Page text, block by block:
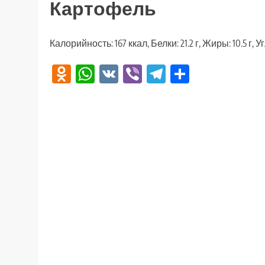
Картофель
Калорийность: 167 ккал, Белки: 21.2 г, Жиры: 10.5 г,
Odnoklassniki
WhatsApp
VK ViberTelegram